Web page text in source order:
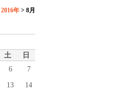
2016年 > 8月
土 日
6 7
13 14